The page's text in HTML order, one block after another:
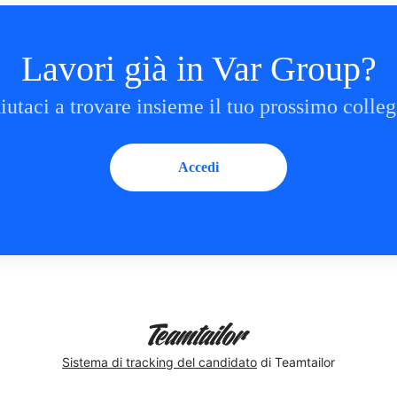
Lavori già in Var Group?
a trovare insieme il tuo prossimo
Accedi
Sistema di tracking del candidato di Teamtailor